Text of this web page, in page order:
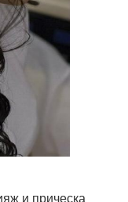
и прическа